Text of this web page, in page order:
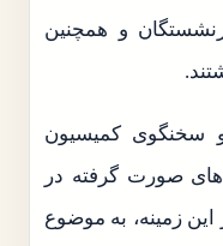
و همچنین
سخنگوی کمیسیون
صورت گرفته در
زمینه، به موضوع